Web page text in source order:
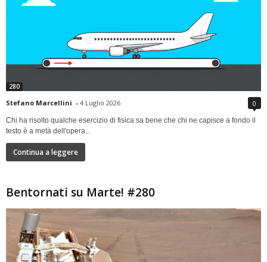
280
Stefano Marcellini - 4 Luglio 2026 0
Chi ha risolto qualche esercizio di fisica sa bene che chi ne capisce a fondo il
testo è a metà dell'opera...
Continua a leggere
Bentornati su Marte! #280